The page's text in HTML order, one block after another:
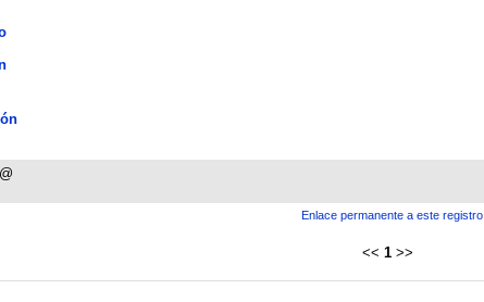
Enlace permanente a este registro
<< 1 >>